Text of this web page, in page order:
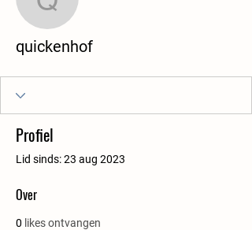
quickenhof
quickenhof
Profiel
Lid sinds: 23 aug 2023
Over
0 likes ontvangen